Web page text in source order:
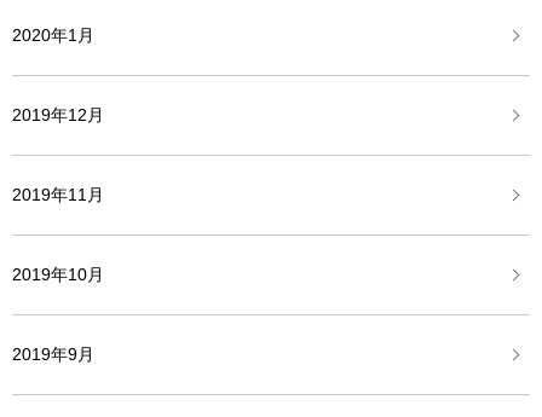
2020年1月
2019年12月
2019年11月
2019年10月
2019年9月